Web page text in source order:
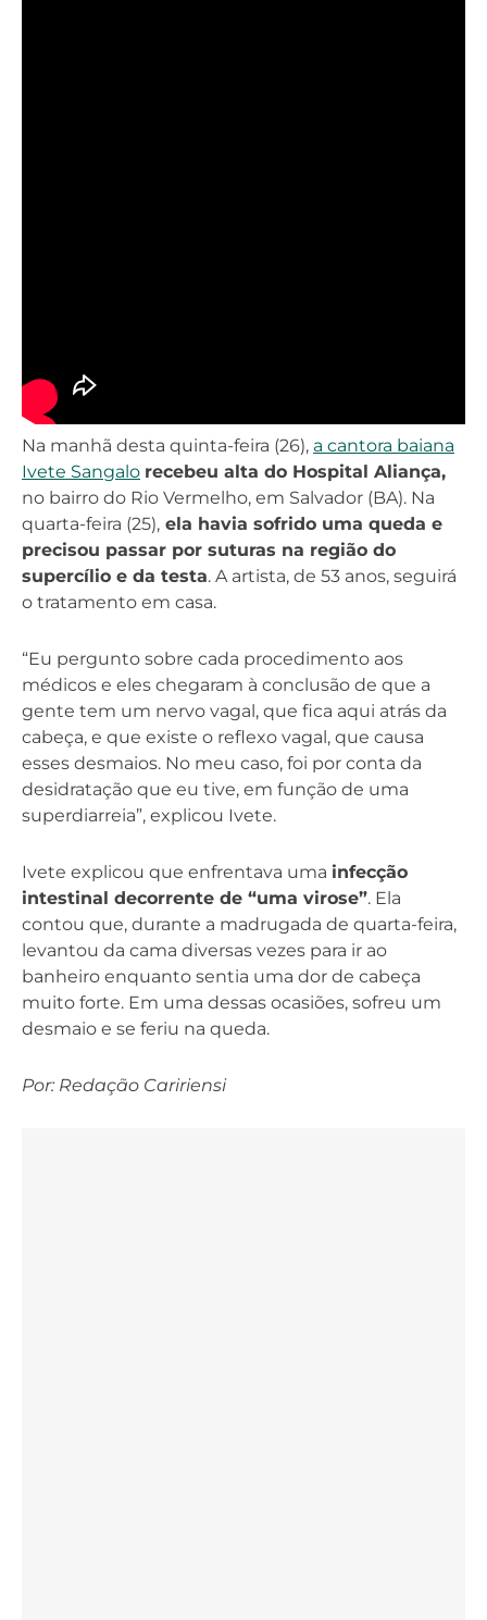
Na manhã desta quinta-feira (26), a cantora baiana
Ivete Sangalo recebeu alta do Hospital Aliança,
no bairro do Rio Vermelho, em Salvador (BA). Na
quarta-feira (25), ela havia sofrido uma queda e
precisou passar por suturas na região do
supercílio e da testa. A artista, de 53 anos, seguirá
o tratamento em casa.
“Eu pergunto sobre cada procedimento aos
médicos e eles chegaram à conclusão de que a
gente tem um nervo vagal, que fica aqui atrás da
cabeça, e que existe o reflexo vagal, que causa
esses desmaios. No meu caso, foi por conta da
desidratação que eu tive, em função de uma
superdiarreia”, explicou Ivete.
Ivete explicou que enfrentava uma infecção
intestinal decorrente de “uma virose”. Ela
contou que, durante a madrugada de quarta-feira,
levantou da cama diversas vezes para ir ao
banheiro enquanto sentia uma dor de cabeça
muito forte. Em uma dessas ocasiões, sofreu um
desmaio e se feriu na queda.
Por: Redação Caririensi